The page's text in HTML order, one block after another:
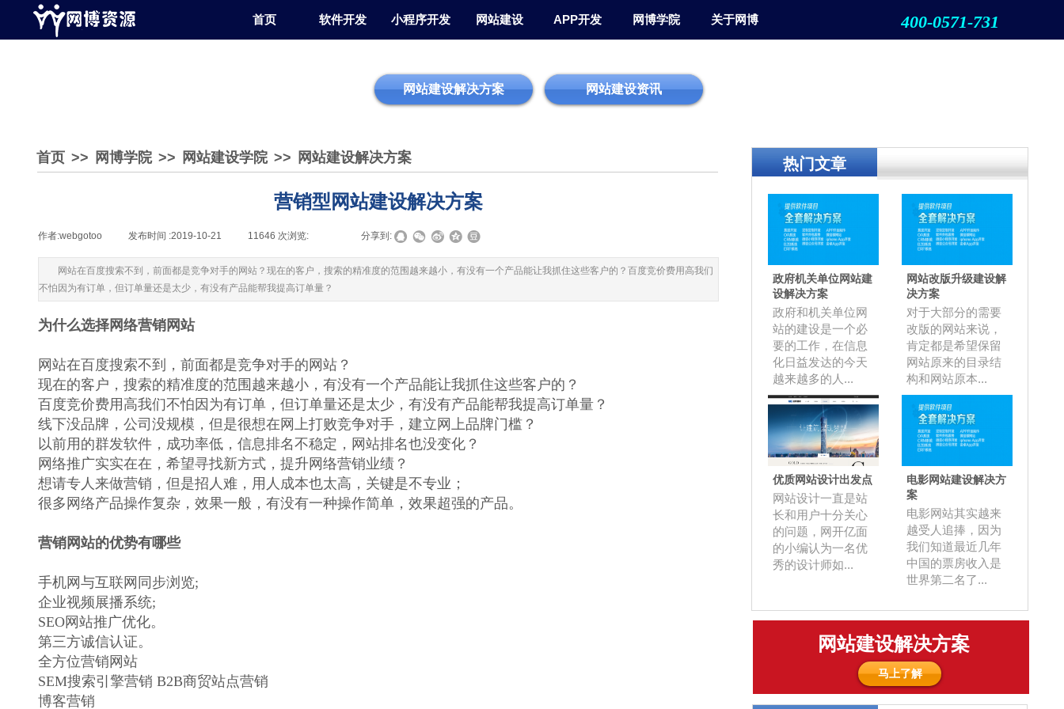
400-0571-731
首页 软件开发 小程序开发 网站建设 APP开发 网博学院 关于网博
网站建设解决方案 网站建设资讯
热门文章
政府机关单位网站建
设解决方案
政府和机关单位网
站的建设是一个必
要的工作，在信息
化日益发达的今天
越来越多的人...
网站改版升级建设解
决方案
对于大部分的需要
改版的网站来说，
肯定都是希望保留
网站原来的目录结
构和网站原本...
优质网站设计出发点
网站设计一直是站
长和用户十分关心
的问题，网开亿面
的小编认为一名优
秀的设计师如...
电影网站建设解决方
案
电影网站其实越来
越受人追捧，因为
我们知道最近几年
中国的票房收入是
世界第二名了...
首页 >> 网博学院 >> 网站建设学院 >> 网站建设解决方案
营销型网站建设解决方案
作者:webgotoo 发布时间 :2019-10-21 11646 次浏览: 分享到:
网站在百度搜索不到，前面都是竞争对手的网站？现在的客户，搜索的精准度的范围越来越小，有没有一个产品能让我抓住这些客户的？百度竞价费用高我们
不怕因为有订单，但订单量还是太少，有没有产品能帮我提高订单量？
为什么选择网络营销网站
网站在百度搜索不到，前面都是竞争对手的网站？
现在的客户，搜索的精准度的范围越来越小，有没有一个产品能让我抓住这些客户的？
百度竞价费用高我们不怕因为有订单，但订单量还是太少，有没有产品能帮我提高订单量？
线下没品牌，公司没规模，但是很想在网上打败竞争对手，建立网上品牌门槛？
以前用的群发软件，成功率低，信息排名不稳定，网站排名也没变化？
网络推广实实在在，希望寻找新方式，提升网络营销业绩？
想请专人来做营销，但是招人难，用人成本也太高，关键是不专业；
很多网络产品操作复杂，效果一般，有没有一种操作简单，效果超强的产品。
营销网站的优势有哪些
手机网与互联网同步浏览;
企业视频展播系统;
SEO网站推广优化。
第三方诚信认证。
全方位营销网站
SEM搜索引擎营销 B2B商贸站点营销
博客营销
网站建设解决方案
马上了解